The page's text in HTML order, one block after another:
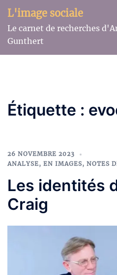
Aller
au
contenu
L'image sociale
Le carnet de recherches
Gunthert
Étiquette :
26 NOVEMBRE 2023
ANALYSE, EN IMAGES, NOTES
Les identités
Craig